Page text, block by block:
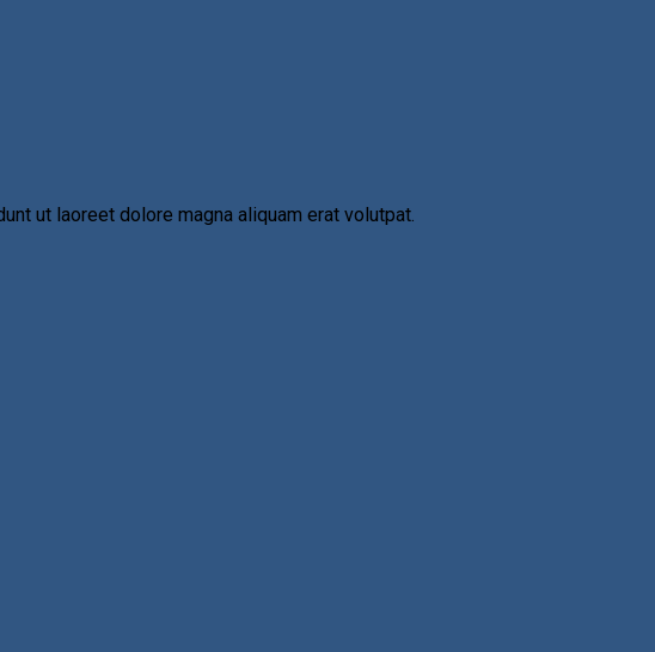
ut laoreet dolore magna aliquam erat volutpat.